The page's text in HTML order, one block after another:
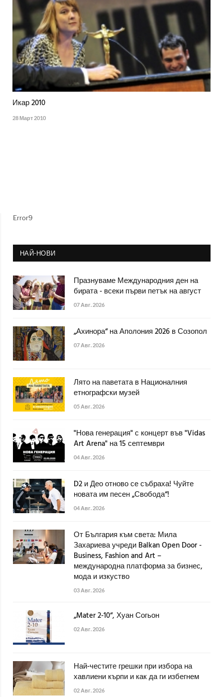
Икар 2010
28 Март 2010
Error9
НАЙ-НОВИ
Празнуваме Международния ден на
бирата - всеки първи петък на август
07 Авг. 2026
„Ахинора“ на Аполония 2026 в Созопол
07 Авг. 2026
Лято на паветата в Националния
етнографски музей
05 Авг. 2026
"Нова генерация" с концерт във "Vidas
Art Arena" на 15 септември
04 Авг. 2026
D2 и Део отново се събраха! Чуйте
новата им песен „Свобода“!
04 Авг. 2026
От България към света: Мила
Захариева учреди Balkan Open Door -
Business, Fashion and Art –
международна платформа за бизнес,
мода и изкуство
03 Авг. 2026
„Mater 2-10“, Хуан Согьон
02 Авг. 2026
Най-честите грешки при избора на
хавлиени кърпи и как да ги избегнем
02 Авг. 2026